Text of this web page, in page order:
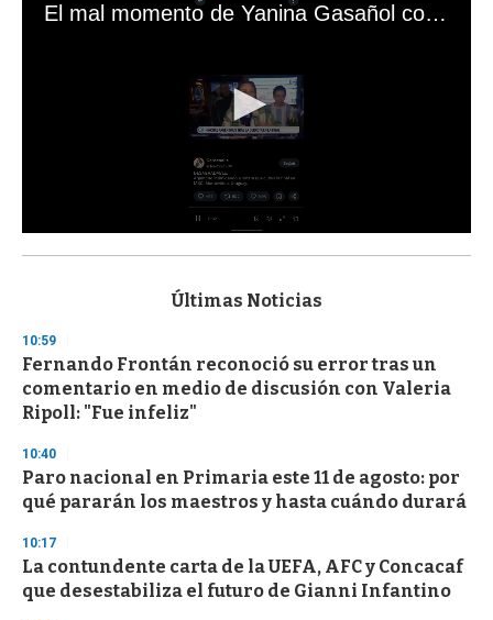
El mal momento de Yanina Gasañol con un hincha argentino en "Subrayado"
s
d
s
o
f
3
s
e
c
o
d
s
Últimas Noticias
10:59
Fernando Frontán reconoció su error tras un
comentario en medio de discusión con Valeria
Ripoll: "Fue infeliz"
10:40
Paro nacional en Primaria este 11 de agosto: por
qué pararán los maestros y hasta cuándo durará
10:17
La contundente carta de la UEFA, AFC y Concacaf
que desestabiliza el futuro de Gianni Infantino